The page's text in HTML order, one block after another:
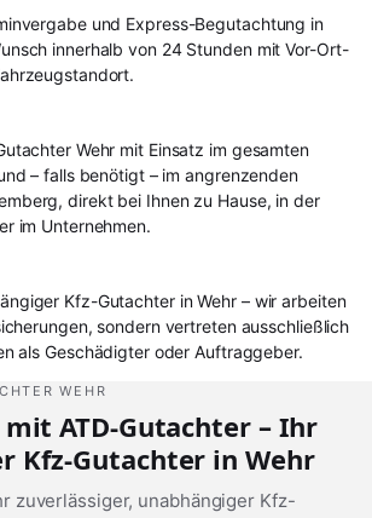
und Express-Begutachtung in
innerhalb von 24 Stunden mit Vor-Ort-
Wehr mit Einsatz im gesamten
– falls benötigt – im angrenzenden
direkt bei Ihnen zu Hause, in der
im Unternehmen.
Kfz-Gutachter in Wehr – wir arbeiten
sondern vertreten ausschließlich
als Geschädigter oder Auftraggeber.
WEHR
ATD-Gutachter – Ihr
Kfz-Gutachter in Wehr
zuverlässiger, unabhängiger Kfz-